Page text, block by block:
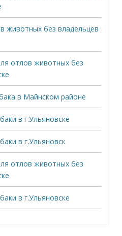
животных без владельцев
отлов животных без
в Майнском районе
в г.Ульяновске
в г.Ульяновск
отлов животных без
в г.Ульяновске